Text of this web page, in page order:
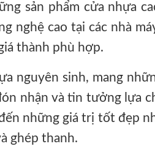
sản phẩm cửa nhựa
nghệ cao tại các nhà
thành phù hợp.
nguyên sinh, mang
nhận và tin tưởng lựa
những giá trị tốt đẹp
ghép thanh.